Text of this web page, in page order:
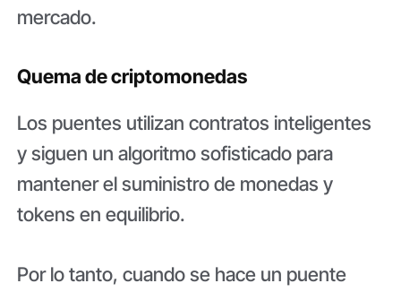
mercado.
Quema de criptomonedas
Los puentes utilizan contratos inteligentes
y siguen un algoritmo sofisticado para
mantener el suministro de monedas y
tokens en equilibrio.
Por lo tanto, cuando se hace un puente